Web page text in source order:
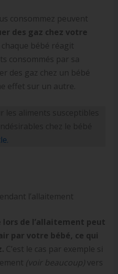
consommez peuvent
des gaz chez votre
bébé réagit
consommés par sa
des gaz chez un bébé
effet sur un autre.
l’allaitement
de l’allaitement peut
par votre bébé, ce qui
C’est le cas par exemple si
(voir beaucoup)vers